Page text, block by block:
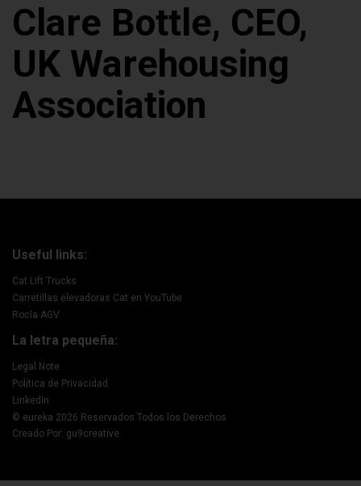
Clare Bottle, CEO,
UK Warehousing
Association
Useful links:
Cat Lift Trucks
Carretillas elevadoras Cat en YouTube
Rocla AGV
La letra pequeña:
Legal Note
Política de Privacidad
LinkedIn
© eureka 2026 Reservados Todos los Derechos
Creado Por: gu9creative